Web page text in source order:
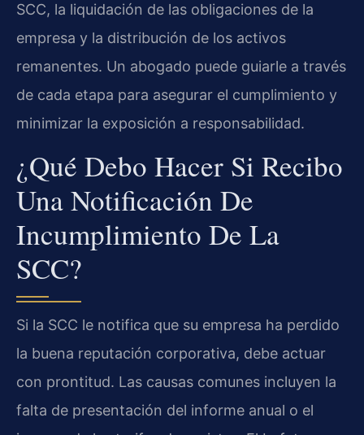
SCC, la liquidación de las obligaciones de la
empresa y la distribución de los activos
remanentes. Un abogado puede guiarle a través
de cada etapa para asegurar el cumplimiento y
minimizar la exposición a responsabilidad.
¿Qué Debo Hacer Si Recibo
Una Notificación De
Incumplimiento De La
SCC?
Si la SCC le notifica que su empresa ha perdido
la buena reputación corporativa, debe actuar
con prontitud. Las causas comunes incluyen la
falta de presentación del informe anual o el